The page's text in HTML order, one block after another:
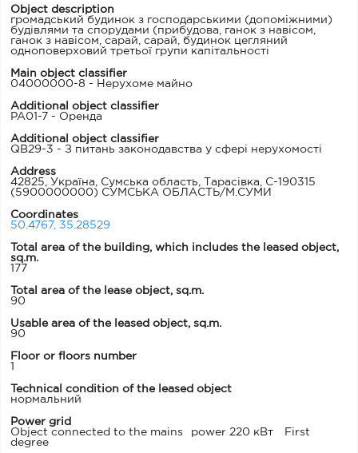
Object description
громадський будинок з господарськими (допоміжними)
будівлями та спорудами (прибудова, ганок з навісом,
ганок з навісом, сарай, сарай, будинок цегляний
одноповерховий третьої групи капітальності
Main object classifier
04000000-8 - Нерухоме майно
Additional object classifier
PA01-7 - Оренда
Additional object classifier
QB29-3 - З питань законодавства у сфері нерухомості
Address
42825, Україна, Сумська область, Тарасівка, С-190315
(5900000000) СУМСЬКА ОБЛАСТЬ/М.СУМИ
Coordinates
50.4767, 35.28529
Total area of ​​the building, which includes the leased object,
sq.m.
177
Total area of the lease object, sq.m.
90
Usable area of ​​the leased object, sq.m.
90
Floor or floors number
1
Technical condition of the leased object
нормальний
Power grid
Object connected to the mains
power 220 кВт
First
degree